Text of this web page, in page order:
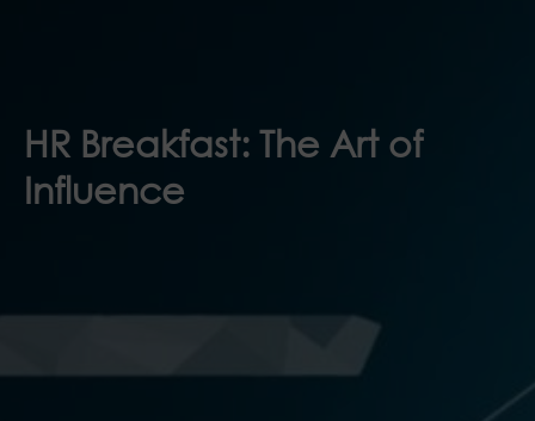
HR Breakfast: The Art of
Influence